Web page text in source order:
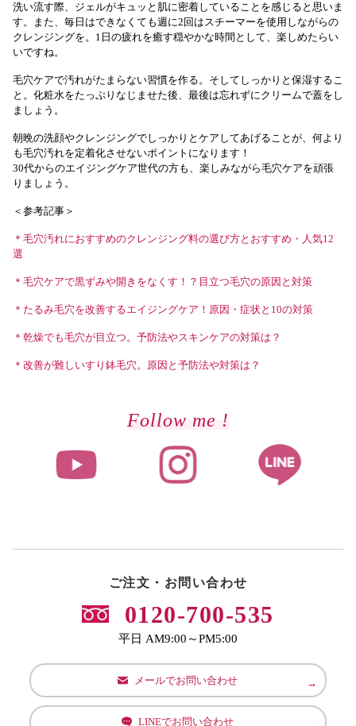
洗い流す際、ジェルがキュッと肌に密着していることを感じると思いま
す。また、毎日はできなくても週に2回はスチーマーを使用しながらの
クレンジングを。1日の疲れを癒す穏やかな時間として、楽しめたらい
いですね。
毛穴ケアで汚れがたまらない習慣を作る。そしてしっかりと保湿するこ
と。化粧水をたっぷりなじませた後、最後は忘れずにクリームで蓋をし
ましょう。
朝晩の洗顔やクレンジングでしっかりとケアしてあげることが、何より
も毛穴汚れを定着化させないポイントになります！
30代からのエイジングケア世代の方も、楽しみながら毛穴ケアを頑張
りましょう。
＜参考記事＞
＊毛穴汚れにおすすめのクレンジング料の選び方とおすすめ・人気12
選
＊毛穴ケアで黒ずみや開きをなくす！？目立つ毛穴の原因と対策
＊たるみ毛穴を改善するエイジングケア！原因・症状と10の対策
＊乾燥でも毛穴が目立つ。予防法やスキンケアの対策は？
＊改善が難しいすり鉢毛穴。原因と予防法や対策は？
Follow me !
ご注文・お問い合わせ
0120-700-535
平日 AM9:00～PM5:00
メールでお問い合わせ
LINEでお問い合わせ